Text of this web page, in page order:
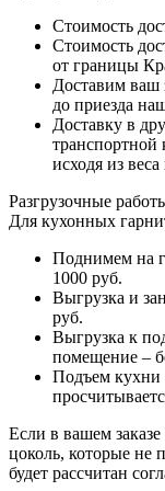
Стоимость
Стоимость
от границы
Доставим ваш
до приезда
Доставку в
транспортной
исходя из
Разгрузочные
Для кухонных
Поднимем на
1000 руб.
Выгрузка и
руб.
Выгрузка к
помещение –
Подъем кухни
Если в вашем
цоколь, которые не
будет рассчитан